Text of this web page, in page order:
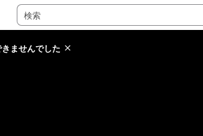
ませんでした